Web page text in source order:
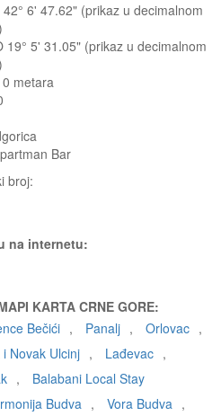
6' 47.62" (prikaz u decimalnom
19° 5' 31.05" (prikaz u decimalnom
0 metara
Bar
broj:
na internetu:
KARTA CRNE GORE:
Bečići , Panalj , Orlovac ,
Novak Ulcinj , Lađevac ,
,
Balabani Local Stay
Budva , Vora Budva ,